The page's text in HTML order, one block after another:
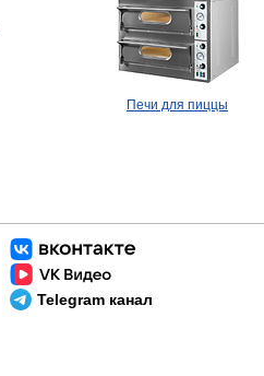
Печи для пиццы
Telegram канал